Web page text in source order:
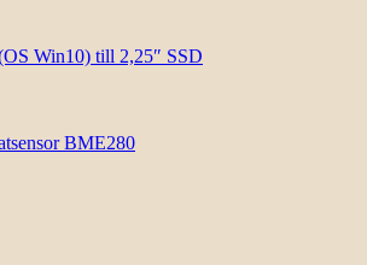
Win10) till 2,25″ SSD
BME280